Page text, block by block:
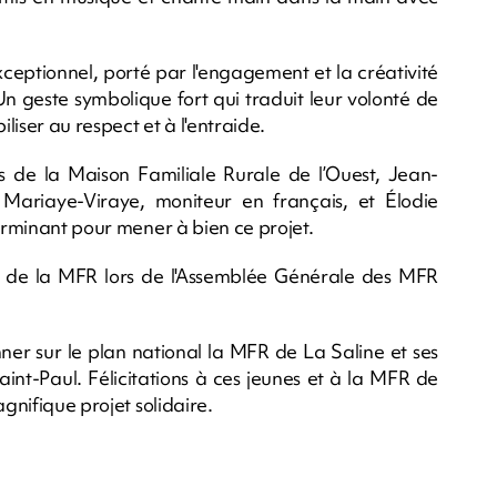
porté par l'engagement et la créativité
geste symbolique fort qui traduit leur volonté de
au respect et à l'entraide.
la Maison Familiale Rurale de l’Ouest, Jean-
Viraye, moniteur en français, et Élodie
pour mener à bien ce projet.
la MFR lors de l'Assemblée Générale des MFR
sur le plan national la MFR de La Saline et ses
Paul. Félicitations à ces jeunes et à la MFR de
projet solidaire.